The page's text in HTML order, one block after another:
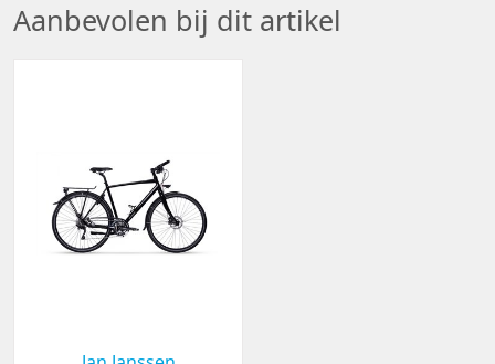
Aanbevolen bij dit artikel